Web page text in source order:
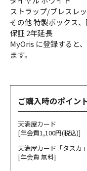
ストラップ/ブレスレ
その他 特製ボックス
保証 2年延長
MyOris に登録すると
ます。
ご購入時のポイン
天満屋カード
[年会費1,100円(税込)]
天満屋カード「タスカ」
[年会費 無料]